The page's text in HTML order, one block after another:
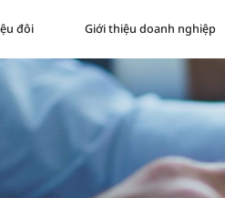
đôi Giới thiệu doanh nghiệp